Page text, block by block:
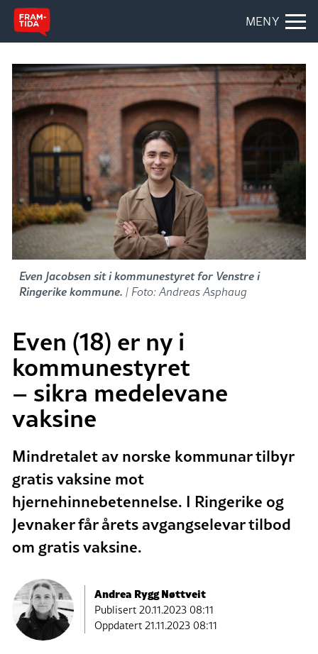
MENY
Even Jacobsen sit i kommunestyret for Venstre i
Ringerike kommune. | Foto: Andreas Asphaug
Even (18) er ny i
kommunestyret
– sikra medelevane
vaksine
Mindretalet av norske kommunar tilbyr
gratis vaksine mot
hjernehinnebetennelse. I Ringerike og
Jevnaker får årets avgangselevar tilbod
om gratis vaksine.
Andrea Rygg Nøttveit
Publisert20.11.2023 08:11
Oppdatert 21.11.2023 08:11